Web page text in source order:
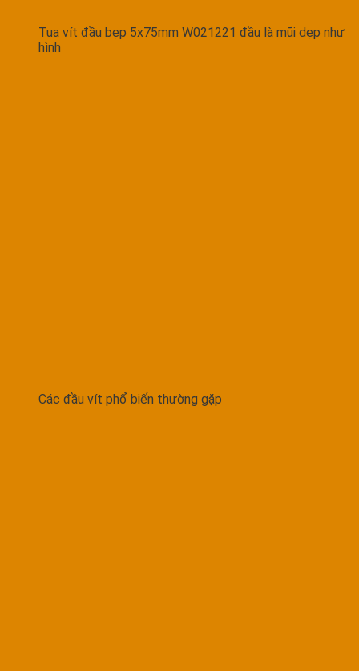
Tua vít đầu bẹp 5x75mm W021221 đầu là mũi dẹp như
hình
Các đầu vít phổ biến thường gặp